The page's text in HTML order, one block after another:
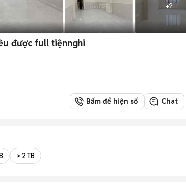
+2
được full tiệnnghi
Bấm để hiện số Chat
> 2 TB